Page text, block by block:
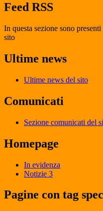
Feed RSS
In questa sezione sono
sito
Ultime news
Ultime news del sito
Comunicati
Sezione comunicati del
Homepage
In evidenza
Notizie 3
Pagine con tag